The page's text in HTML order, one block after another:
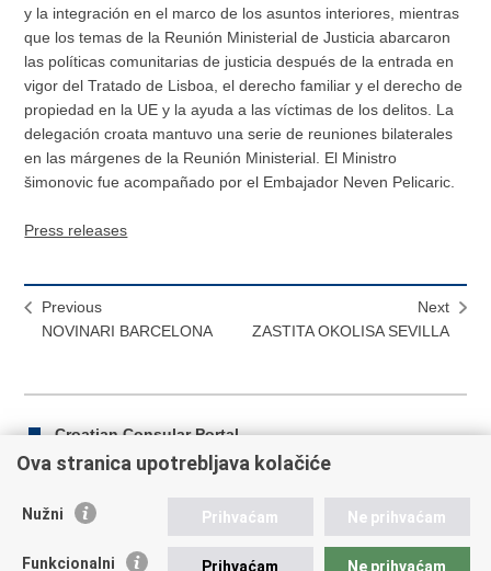
y la integración en el marco de los asuntos interiores, mientras
que los temas de la Reunión Ministerial de Justicia abarcaron
las políticas comunitarias de justicia después de la entrada en
vigor del Tratado de Lisboa, el derecho familiar y el derecho de
propiedad en la UE y la ayuda a las víctimas de los delitos. La
delegación croata mantuvo una serie de reuniones bilaterales
en las márgenes de la Reunión Ministerial. El Ministro
šimonovic fue acompañado por el Embajador Neven Pelicaric.
Press releases
Previous
NOVINARI BARCELONA
Next
ZASTITA OKOLISA SEVILLA
Croatian Consular Portal
this
on
on
Ova stranica upotrebljava kolačiće
Nužni Prihvaćam Ne prihvaćam
Funkcionalni Prihvaćam Ne prihvaćam